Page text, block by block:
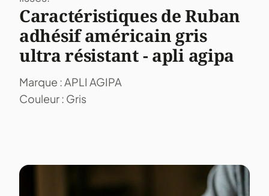
Caractéristiques de Ruban
adhésif américain gris
ultra résistant - apli agipa
Marque : APLI AGIPA
Couleur : Gris